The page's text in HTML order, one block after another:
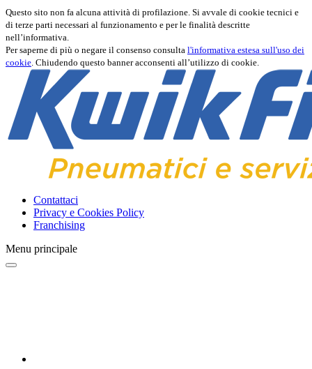
Questo sito non fa alcuna attività di profilazione. Si avvale di cookie tecnici e
di terze parti necessari al funzionamento e per le finalità descritte
nell’informativa.
Per saperne di più o negare il consenso consulta l'informativa estesa sull'uso dei
cookie. Chiudendo questo banner acconsenti all’utilizzo di cookie.
Contattaci
Privacy e Cookies Policy
Franchising
Menu principale